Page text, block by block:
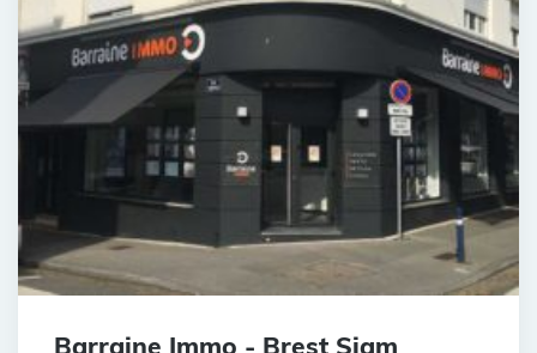
Barraine Immo - Brest Siam